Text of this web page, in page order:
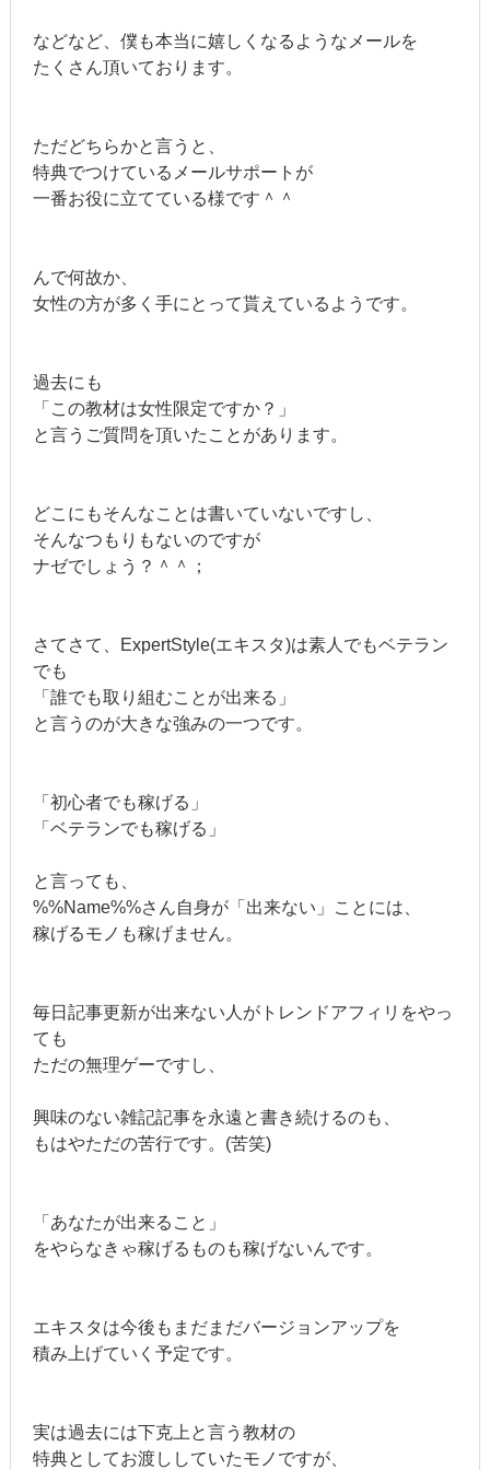
などなど、僕も本当に嬉しくなるようなメールを
たくさん頂いております。
ただどちらかと言うと、
特典でつけているメールサポートが
一番お役に立てている様です＾＾
んで何故か、
女性の方が多く手にとって貰えているようです。
過去にも
「この教材は女性限定ですか？」
と言うご質問を頂いたことがあります。
どこにもそんなことは書いていないですし、
そんなつもりもないのですが
ナゼでしょう？＾＾；
さてさて、ExpertStyle(エキスタ)は素人でもベテラン
でも
「誰でも取り組むことが出来る」
と言うのが大きな強みの一つです。
「初心者でも稼げる」
「ベテランでも稼げる」
と言っても、
%%Name%%さん自身が「出来ない」ことには、
稼げるモノも稼げません。
毎日記事更新が出来ない人がトレンドアフィリをやっ
ても
ただの無理ゲーですし、
興味のない雑記記事を永遠と書き続けるのも、
もはやただの苦行です。(苦笑)
「あなたが出来ること」
をやらなきゃ稼げるものも稼げないんです。
エキスタは今後もまだまだバージョンアップを
積み上げていく予定です。
実は過去には下克上と言う教材の
特典としてお渡ししていたモノですが、